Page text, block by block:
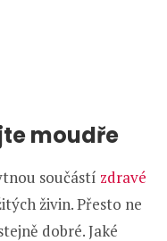
moudře
součástí zdravé
živin. Přesto ne
dobré. Jaké